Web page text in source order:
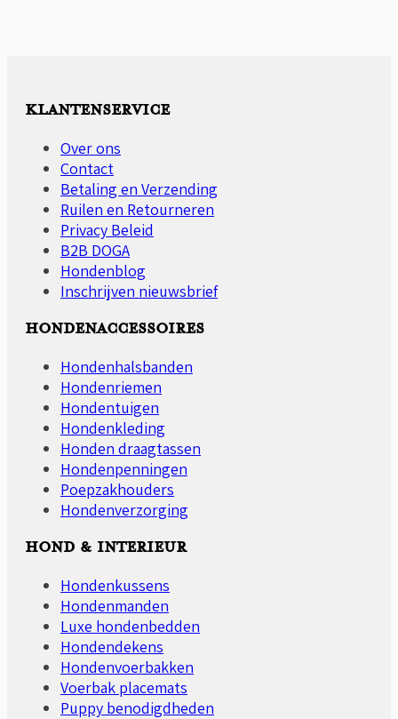
optie
kan
op
de
productpagina
KLANTENSERVICE
Over ons
Contact
Betaling en Verzending
Ruilen en Retourneren
Privacy Beleid
B2B DOGA
Hondenblog
Inschrijven nieuwsbrief
HONDENACCESSOIRES
Hondenhalsbanden
Hondenriemen
Hondentuigen
Hondenkleding
Honden draagtassen
Hondenpenningen
Poepzakhouders
Hondenverzorging
HOND & INTERIEUR
Hondenkussens
Hondenmanden
Luxe hondenbedden
Hondendekens
Hondenvoerbakken
Voerbak placemats
Puppy benodigdheden